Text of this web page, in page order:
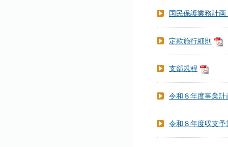
国民保護業務計
定款施行細則
支部規程
令和８年度事業計
令和８年度収支予